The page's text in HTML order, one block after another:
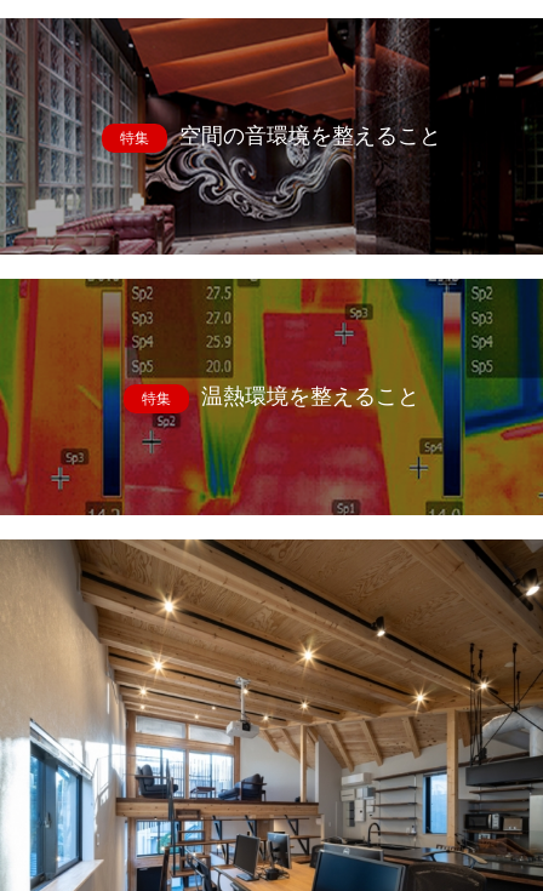
特集 空間の音環境を整えること
特集 温熱環境を整えること